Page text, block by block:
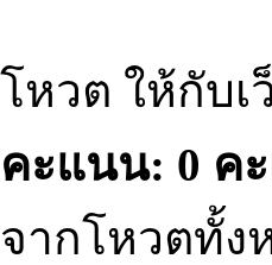
โหวต ให้กับเ
คะแนน: 0 ค
จากโหวตทั้ง